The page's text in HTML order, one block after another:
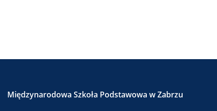
Międzynarodowa Szkoła Podstawowa w Zabrzu